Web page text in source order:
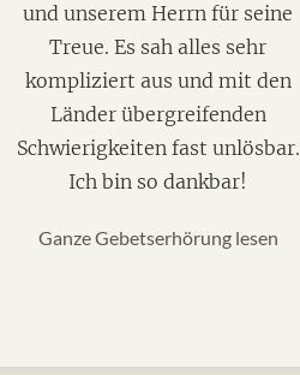
und unserem Herrn für seine
Treue. Es sah alles sehr
kompliziert aus und mit den
Länder übergreifenden
Schwierigkeiten fast unlösbar.
Ich bin so dankbar!
Ganze Gebetserhörung lesen